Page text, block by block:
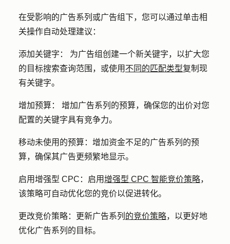
在受影响的广告系列或广告组下，您可以通过单击相
关操作自动处理建议：
添加关键字： 为广告组创建一个新关键字，以扩大您
的目标搜索查询范围，或使用 不同的匹配类型复制现
有关键字。
增加预算： 增加广告系列的预算，确保您的出价对您
配置的关键字具有竞争力。
移动未使用的预算： 增加资金不足的广告系列的预
算，确保其广告更频繁地显示。
启用增强型 CPC： 启用增强型 CPC 智能竞价策略，
该策略可自动优化您的竞价以促进转化。
更改竞价策略： 更新广告系列 的竞价策略，以更好地
优化广告系列的目标。